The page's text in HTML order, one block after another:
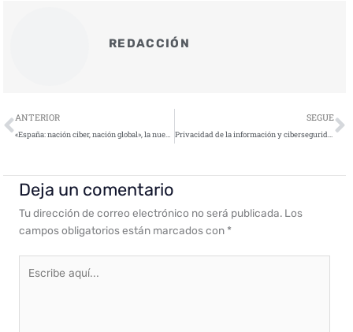
REDACCIÓN
Ant
ANTERIOR
«España: nación ciber, nación global», la nueva jornada de internacionalización de empresas de ciberseguridad organizada por INCIBE
SEGUE
Privacidad de la información y ciberseguridad: los dos grandes desafíos de las empresas para el 2023
Deja un comentario
Tu dirección de correo electrónico no será publicada. Los
campos obligatorios están marcados con *
aquí...